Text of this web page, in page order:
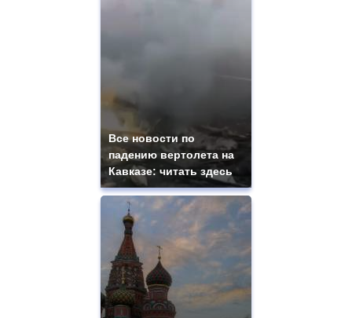
Все новости по
падению вертолета на
Кавказе: читать здесь